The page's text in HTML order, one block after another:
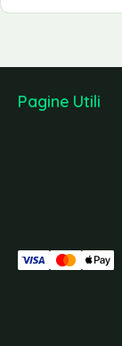
Pagine Utili